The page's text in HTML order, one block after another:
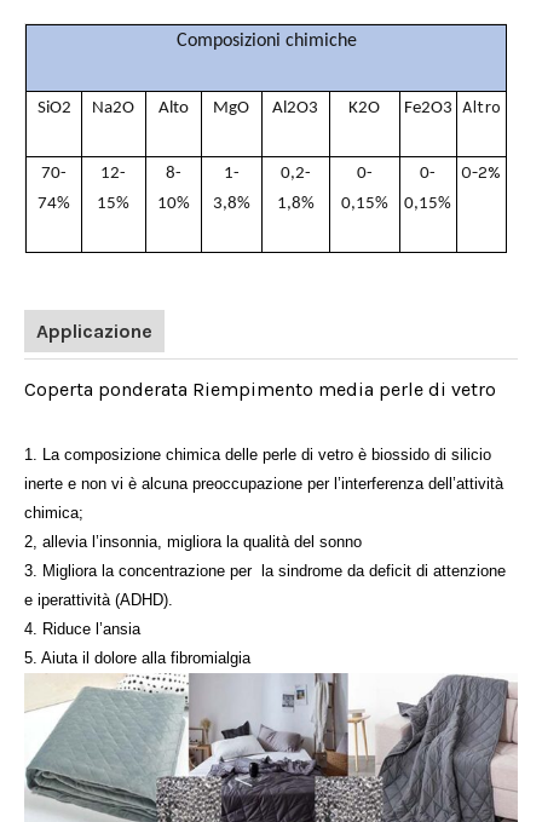
Composizioni chimiche
SiO2 Na2O Alto MgO Al2O3 K2O Fe2O3 Altro
70-
74%
12-
15%
8-
10%
1-
3,8%
0,2-
1,8%
0-
0,15%
0-
0,15%
0-2%
Applicazione
Coperta ponderata Riempimento media perle di vetro
1. La composizione chimica delle perle di vetro è biossido di silicio
inerte e non vi è alcuna preoccupazione per l’interferenza dell’attività
chimica;
2, allevia l’insonnia, migliora la qualità del sonno
3. Migliora la concentrazione per
la sindrome da deficit di attenzione
e iperattività (ADHD).
4. Riduce l’ansia
5. Aiuta il dolore alla fibromialgia